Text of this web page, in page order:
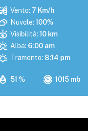
51 % 1015 mb
Vento: 7 Km/h
Nuvole: 100%
Visibilità: 10 km
Alba: 6:00 am
Tramonto: 8:14 pm